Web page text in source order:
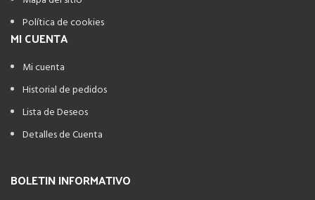
Política de cookies
MI CUENTA
Mi cuenta
Historial de pedidos
Lista de Deseos
Detalles de Cuenta
BOLETIN INFORMATIVO